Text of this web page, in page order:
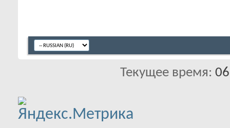
Текущее время: